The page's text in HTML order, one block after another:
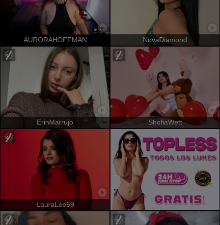
AURORAHOFFMAN NovaDiamond
ErinMarrujo ShofiaWett
LauraLee69